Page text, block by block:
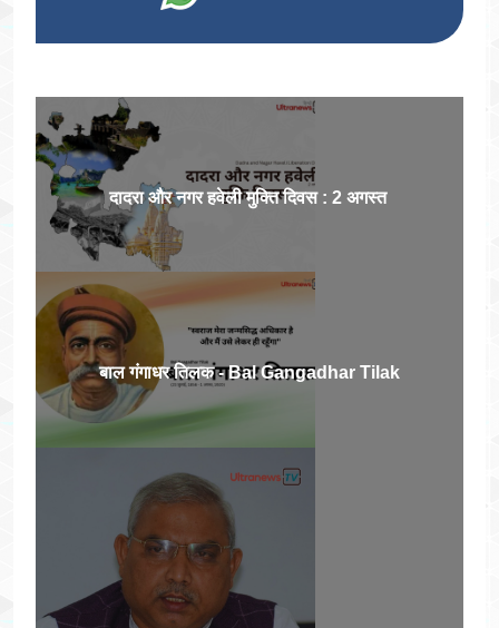
दादरा और नगर हवेली मुक्ति दिवस : 2 अगस्त
बाल गंगाधर तिलक - Bal Gangadhar Tilak